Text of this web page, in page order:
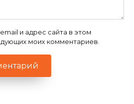
и адрес сайта в этом
моих комментариев.